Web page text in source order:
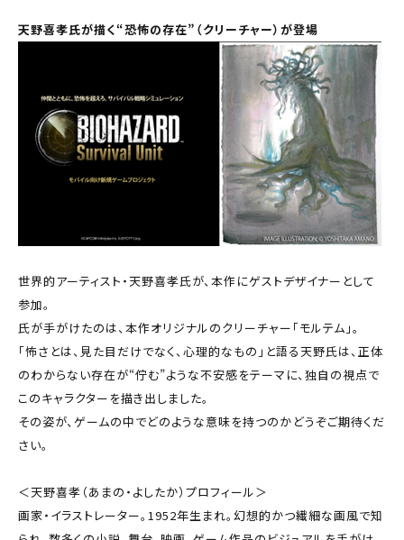
天野喜孝氏が描く“恐怖の存在”（クリーチャー）が登場
世界的アーティスト・天野喜孝氏が、本作にゲストデザイナーとして
参加。
氏が手がけたのは、本作オリジナルのクリーチャー「モルテム」。
「怖さとは、見た目だけでなく、心理的なもの」と語る天野氏は、正体
のわからない存在が“佇む”ような不安感をテーマに、独自の視点で
このキャラクターを描き出しました。
その姿が、ゲームの中でどのような意味を持つのか――どうぞご期待くだ
さい。
＜天野喜孝（あまの・よしたか）プロフィール＞
画家・イラストレーター。1952年生まれ。幻想的かつ繊細な画風で知